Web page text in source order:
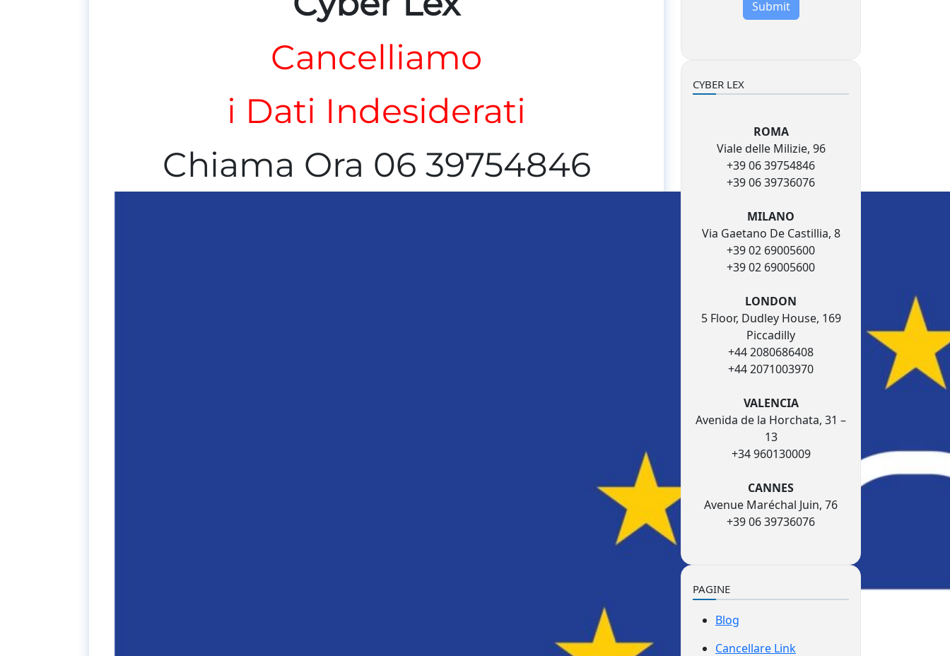
Cancelliamo
i Dati Indesiderati
Chiama Ora 06 39754846
Submit
CYBER LEX
ROMA
Viale delle Milizie, 96
+39 06 39754846
+39 06 39736076
MILANO
Via Gaetano De Castillia, 8
+39 02 69005600
+39 02 69005600
LONDON
5 Floor, Dudley House, 169
Piccadilly
+44 2080686408
+44 2071003970
VALENCIA
Avenida de la Horchata, 31 –
13
+34 960130009
CANNES
Avenue Maréchal Juin, 76
+39 06 39736076
PAGINE
Blog
Cancellare Link